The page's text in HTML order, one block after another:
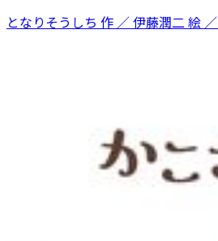
となりそうしち 作 ／ 伊藤潤二 絵